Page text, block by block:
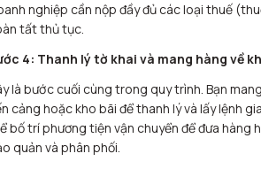
nghiệp cần nộp đầy đủ các loại thuế
tất thủ tục.
4: Thanh lý tờ khai và mang hàng về
là bước cuối cùng trong quy trình. Bạn
cảng hoặc kho bãi để thanh lý và lấy lệnh
bố trí phương tiện vận chuyển để đưa hàng
quản và phân phối.